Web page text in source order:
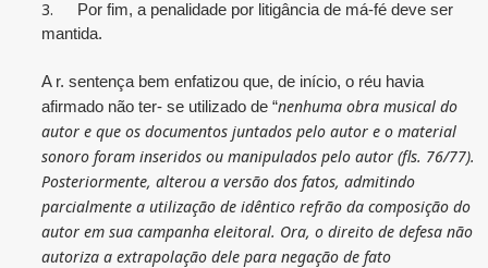
3.
Por fim, a penalidade por litigância de má-fé deve ser
mantida.
A r. sentença bem enfatizou que, de início, o réu havia
afirmado não ter- se utilizado de “nenhuma obra musical do
autor e que os documentos juntados pelo autor e o material
sonoro foram inseridos ou manipulados pelo autor (fls. 76/77).
Posteriormente, alterou a versão dos fatos, admitindo
parcialmente a utilização de idêntico refrão da composição do
autor em sua campanha eleitoral. Ora, o direito de defesa não
autoriza a extrapolação dele para negação de fato